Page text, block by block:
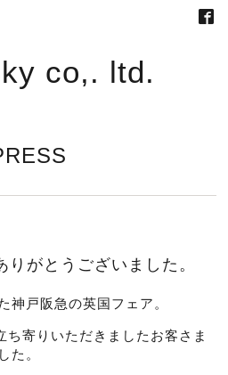
co,. ltd.
がとうございました。
神戸阪急の英国フェア。
寄りいただきましたお客さま
た。